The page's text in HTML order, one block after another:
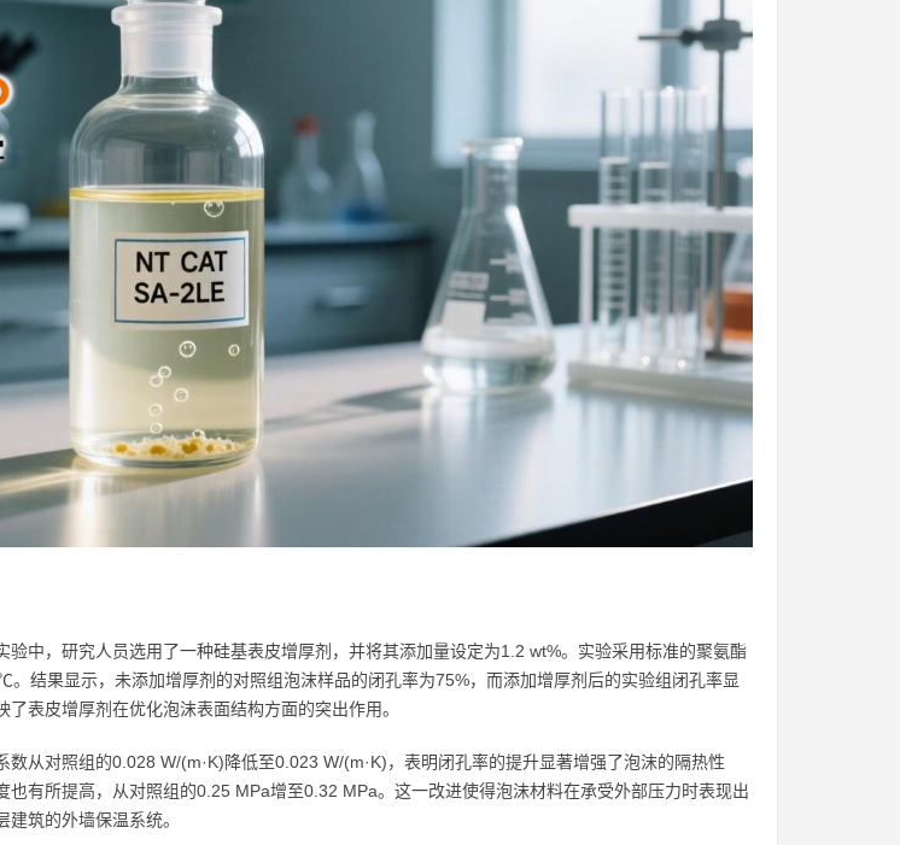
验中，研究人员选用了一种硅基表皮增厚剂，并将其添加量设定为1.2 wt%。实验采用标准的聚氨酯
结果显示，未添加增厚剂的对照组泡沫样品的闭孔率为75%，而添加增厚剂后的实验组闭孔率显
表皮增厚剂在优化泡沫表面结构方面的突出作用。
数从对照组的0.028 W/(m·K)降低至0.023 W/(m·K)，表明闭孔率的提升显著增强了泡沫的隔热性
也有所提高，从对照组的0.25 MPa增至0.32 MPa。这一改进使得泡沫材料在承受外部压力时表现出
筑的外墙保温系统。